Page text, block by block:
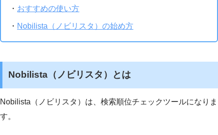
・ おすすめの使い方
・ Nobilista（ノビリスタ）の始め方
Nobilista（ノビリスタ）とは
Nobilista（ノビリスタ）は、検索順位チェックツールになりま
す。